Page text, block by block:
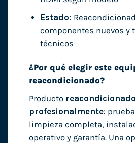
Estado:
componentes nuevos y
técnicos
¿Por qué elegir este
reacondicionado?
Producto reacondicionado
profesionalmente:
limpieza completa,
operativo y garantía. Una